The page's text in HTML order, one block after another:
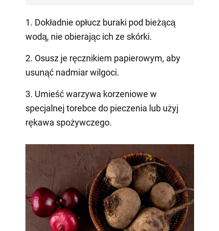
1. Dokładnie opłucz buraki pod bieżącą
wodą, nie obierając ich ze skórki.
2. Osusz je ręcznikiem papierowym, aby
usunąć nadmiar wilgoci.
3. Umieść warzywa korzeniowe w
specjalnej torebce do pieczenia lub użyj
rękawa spożywczego.